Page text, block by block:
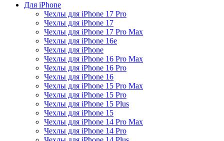
Для iPhone
Чехлы для iPhone 17 Pro
Чехлы для iPhone 17
Чехлы для iPhone 17 Pro Max
Чехлы для iPhone 16e
Чехлы для iPhone
Чехлы для iPhone 16 Pro Max
Чехлы для iPhone 16 Pro
Чехлы для iPhone 16
Чехлы для iPhone 15 Pro Max
Чехлы для iPhone 15 Pro
Чехлы для iPhone 15 Plus
Чехлы для iPhone 15
Чехлы для iPhone 14 Pro Max
Чехлы для iPhone 14 Pro